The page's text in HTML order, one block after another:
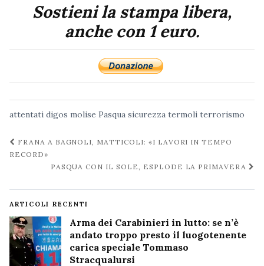
Sostieni la stampa libera,
anche con 1 euro.
attentati digos molise Pasqua sicurezza termoli terrorismo
Navigazione
post
FRANA A BAGNOLI, MATTICOLI: «I LAVORI IN TEMPO
RECORD»
PASQUA CON IL SOLE, ESPLODE LA PRIMAVERA
ARTICOLI RECENTI
Arma dei Carabinieri in lutto: se n’è
andato troppo presto il luogotenente
carica speciale Tommaso
Stracqualursi